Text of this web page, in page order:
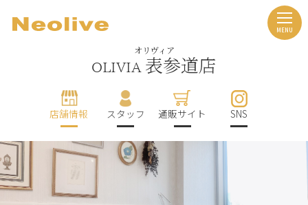
オリヴィア
OLIVIA 表参道店
店舗情報 スタッフ 通販サイト SNS